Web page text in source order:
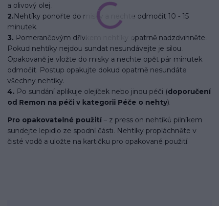
a olivový olej.
2.Nehtíky ponořte do misky a nechte odmočit 10 - 15
minutek.
3. Pomerančovým dřívkem nehtíky opatrně nadzdvihněte.
Pokud nehtíky nejdou sundat nesundávejte je silou.
Opakovaně je vložte do misky a nechte opět pár minutek
odmočit. Postup opakujte dokud opatrně nesundáte
všechny nehtíky.
4. Po sundání aplikuje olejíček nebo jinou péči (doporučení
od Remon na péči v kategorii Péče o nehty).
Pro opakovatelné použití– z press on nehtíků pilníkem
sundejte lepidlo ze spodní části. Nehtíky propláchněte v
čisté vodě a uložte na kartičku pro opakované použití.